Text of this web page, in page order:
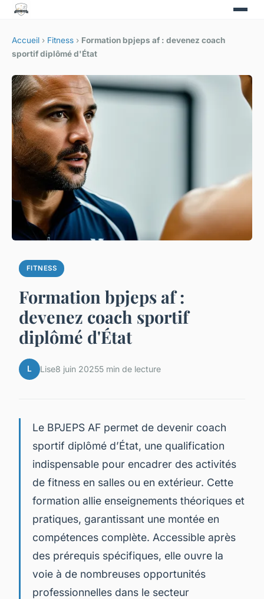
Accueil › Fitness › Formation bpjeps af : devenez coach
sportif diplômé d'État
FITNESS
Formation bpjeps af :
devenez coach sportif
diplômé d'État
L Lise8 juin 20255 min de lecture
Le BPJEPS AF permet de devenir coach
sportif diplômé d’État, une qualification
indispensable pour encadrer des activités
de fitness en salles ou en extérieur. Cette
formation allie enseignements théoriques et
pratiques, garantissant une montée en
compétences complète. Accessible après
des prérequis spécifiques, elle ouvre la
voie à de nombreuses opportunités
professionnelles dans le secteur